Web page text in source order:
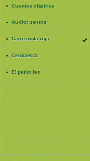
Cuentos clásicos
Audiocuentos
Caperucita roja
Cenicienta
El patito feo